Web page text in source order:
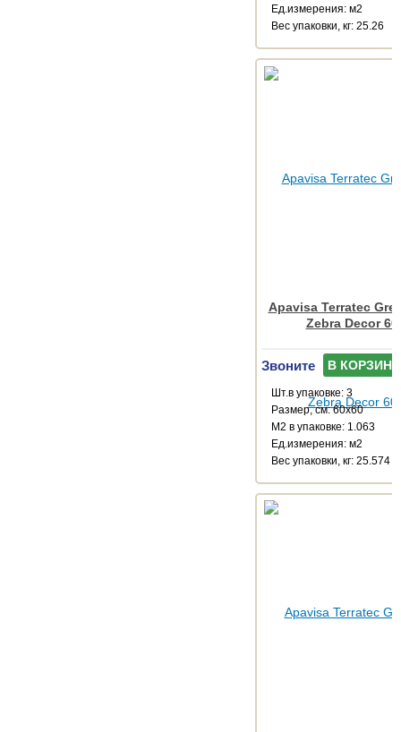
Ед.измерения: м2
Веc упаковки, кг: 25.26
Apavisa Terratec
Zebra Decor
Звоните В КОРЗИНУ
Шт.в упаковке: 3
Размер, см: 60x60
М2 в упаковке: 1.063
Ед.измерения: м2
Веc упаковки, кг: 25.574